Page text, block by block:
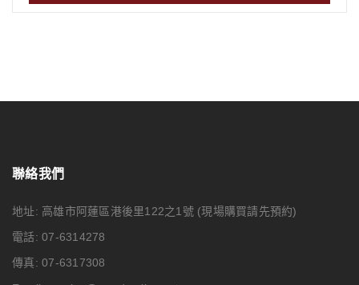
聯絡我們
地址: 高雄市阿蓮區港後里122之1號 (現場購買請先預約)
電話: 07-6314278
傳真: 07-6317308